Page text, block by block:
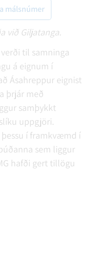
málsnúmer
við Giljatanga.
til samninga
á eignum í
Ásahreppur eignist
þrjár með
samþykkt
uppgjöri.
í framkvæmd í
sem liggur
hafði gert tillögu